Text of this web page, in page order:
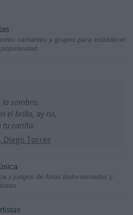
cantantes y grupos para establecer
la sombra,
el brillo, ay no,
tu cariño.
Diego Torres
y juegos de fotos distorsionadas y